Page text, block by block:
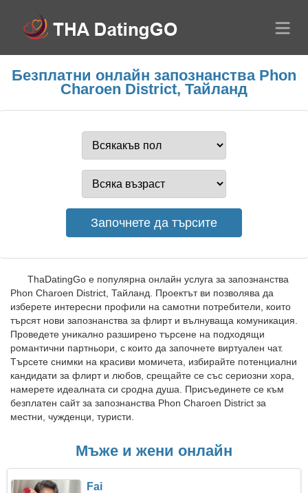
Безплатни онлайн запознанства Phon
Charoen District, Тайланд
ThaDatingGo е популярна онлайн услуга за запознанства
Phon Charoen District, Тайланд. Проектът ви позволява да
изберете интересни профили на самотни потребители, които
търсят нови запознанства за флирт и вълнуваща комуникация.
Проведете уникално разширено търсене на подходящи
романтични партньори, с които да започнете виртуален чат.
Търсете снимки на красиви момичета, избирайте потенциални
кандидати за флирт и любов, срещайте се със сериозни хора,
намерете идеалната си сродна душа. Присъединете се към
безплатен сайт за запознанства Phon Charoen District за
местни, чужденци, туристи.
Мъже и жени онлайн
Fai